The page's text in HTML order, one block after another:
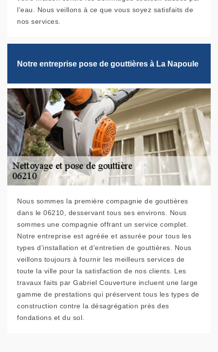
l'eau. Nous veillons à ce que vous soyez satisfaits de
nos services.
Notre entreprise pose de gouttières à La Napoule
Nous sommes la première compagnie de gouttières
dans le 06210, desservant tous ses environs. Nous
sommes une compagnie offrant un service complet.
Notre entreprise est agréée et assurée pour tous les
types d'installation et d'entretien de gouttières. Nous
veillons toujours à fournir les meilleurs services de
toute la ville pour la satisfaction de nos clients. Les
travaux faits par Gabriel Couverture incluent une large
gamme de prestations qui préservent tous les types de
construction contre la désagrégation près des
fondations et du sol.